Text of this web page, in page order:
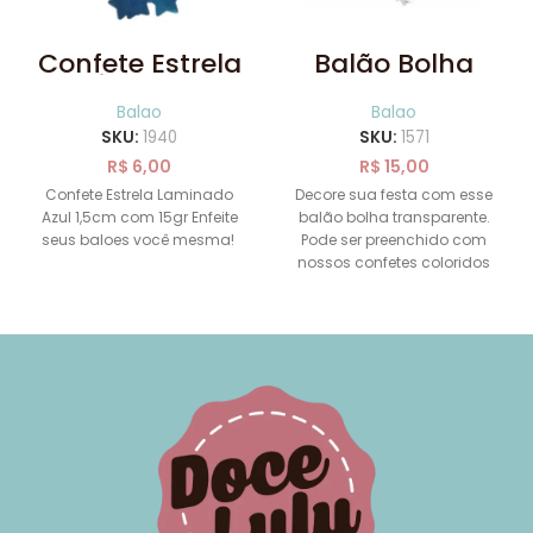
Confete Estrela
Laminado Azul
com 15gr
Balao
SKU: 1940
R$ 6,00
Confete Estrela Laminado
Azul 1,5cm com 15gr Enfeite
seus baloes você mesma!
Balão Bolha
Transparente
50cm
Balao
SKU: 1571
R$ 15,00
Decore sua festa com esse
balão bolha transparente.
Pode ser preenchido com
nossos confetes coloridos